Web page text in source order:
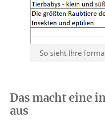
So sieht Ihre
Das macht eine
aus